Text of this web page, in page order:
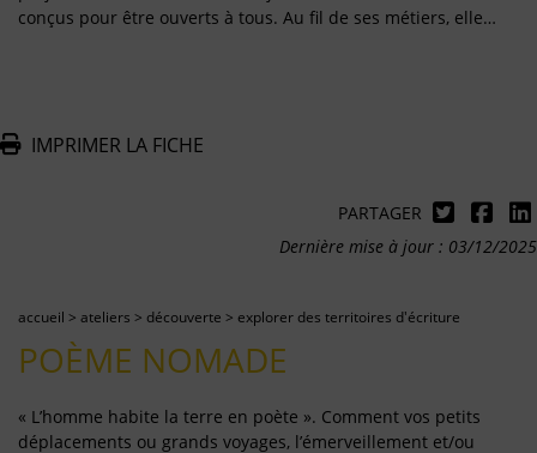
conçus pour être ouverts à tous. Au fil de ses métiers, elle…
IMPRIMER LA FICHE
PARTAGER
Dernière mise à jour : 03/12/2025
accueil > ateliers > découverte > explorer des territoires d'écriture
POÈME NOMADE
« L’homme habite la terre en poète ». Comment vos petits
déplacements ou grands voyages, l’émerveillement et/ou